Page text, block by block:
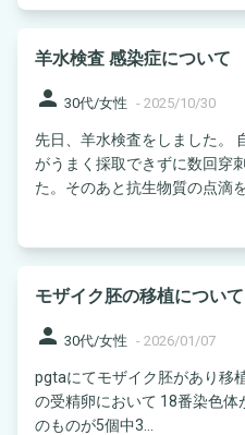
羊水検査 感染症について
person 30代/女性 - 2025/10/30
先日、羊水検査をしました。
がうまく採取できずに数回穿
た。そのあと抗生物質の点滴を
モザイク胚の移植について
person 30代/女性 - 2026/01/07
pgtaにてモザイク胚があり移植
の受精卵において 18番染色
のものが5個中3...